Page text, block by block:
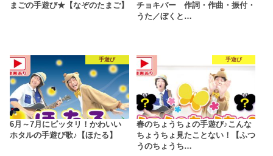
まごの手遊び★【なぞのたまご】
チョキパー 作詞・作曲・振付・
うた／ぼくと…
手遊び
6月～7月にピッタリ！かわいい
ホタルの手遊び歌♪【ほたる】
手遊び
春のちょうちょの手遊び♪こんな
ちょうちょ見たことない！【ふつ
うのちょうち…